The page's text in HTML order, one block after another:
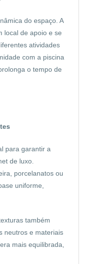
do espaço. A
local de apoio e se
atividades
com a piscina
o tempo de
para garantir a
de luxo.
porcelanatos ou
uniforme,
também
neutros e materiais
mais equilibrada,